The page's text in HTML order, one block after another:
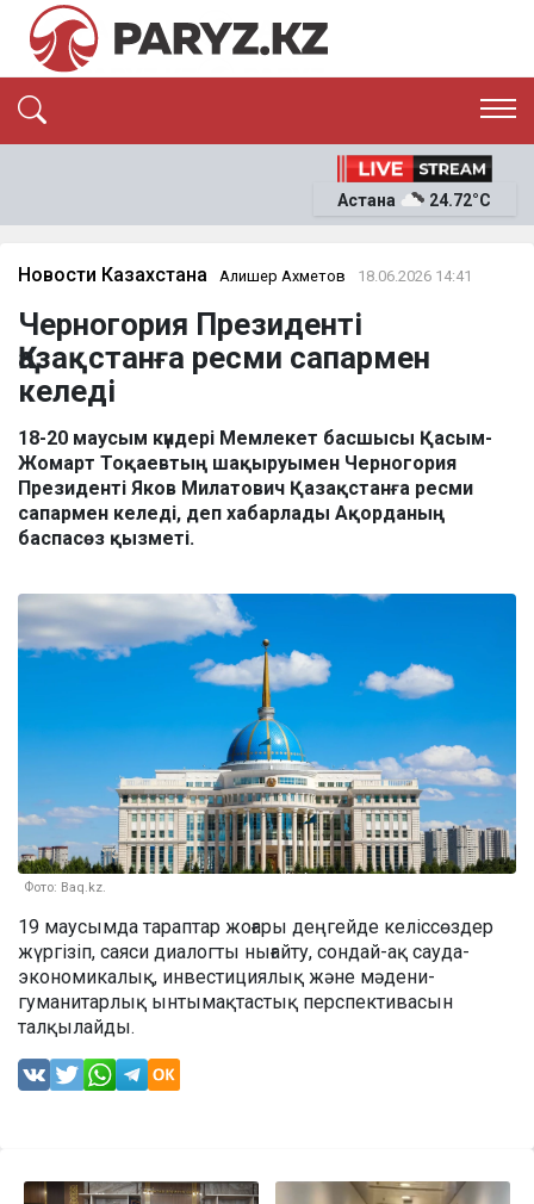
ЭКОНОМИКА
ОҚИҒА
News
Астана 24.72°C
Новости Казахстана Алишер Ахметов 18.06.2026 14:41
Черногория Президенті
Қазақстанға ресми сапармен
келеді
18-20 маусым күндері Мемлекет басшысы Қасым-
Жомарт Тоқаевтың шақыруымен Черногория
Президенті Яков Милатович Қазақстанға ресми
сапармен келеді, деп хабарлады Ақорданың
баспасөз қызметі.
Фото: Baq.kz.
19 маусымда тараптар жоғары деңгейде келіссөздер
жүргізіп, саяси диалогты нығайту, сондай-ақ сауда-
экономикалық, инвестициялық және мәдени-
гуманитарлық ынтымақтастық перспективасын
талқылайды.